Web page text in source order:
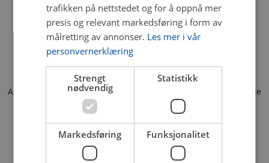
Application error: a client-side exception has occurred (see the
browser console for more information).
trafikken på nettstedet og for å oppnå mer
presis og relevant markedsføring i form av
målretting av annonser. Les mer i vår
personvernerklæring
Strengt
nødvendig
Statistikk
Markedsføring Funksjonalitet